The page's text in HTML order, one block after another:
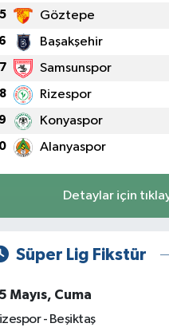
5 Göztepe
6 Başakşehir
7 Samsunspor
8 Rizespor
9 Konyaspor
Alanyaspor
Detaylar için
Süper Lig Fikstür
Mayıs, Cuma
- Beşiktaş